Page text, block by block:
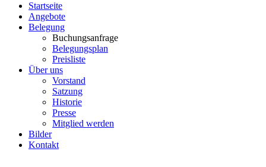
Startseite
Angebote
Belegung
Buchungsanfrage
Belegungsplan
Preisliste
Über uns
Vorstand
Satzung
Historie
Presse
Mitglied werden
Bilder
Kontakt